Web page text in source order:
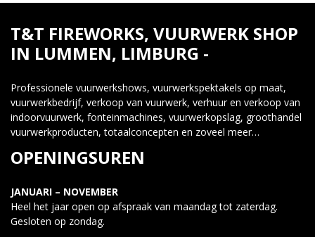
T&T FIREWORKS, VUURWERK SHOP
IN LUMMEN, LIMBURG -
Professionele vuurwerkshows, vuurwerkspektakels op maat,
vuurwerkbedrijf, verkoop van vuurwerk, verhuur en verkoop van
indoorvuurwerk, fonteinmachines, vuurwerkopslag, groothandel
vuurwerkproducten, totaalconcepten en zoveel meer…
OPENINGSUREN
JANUARI – NOVEMBER
Heel het jaar open op afspraak van maandag tot zaterdag.
Gesloten op zondag.